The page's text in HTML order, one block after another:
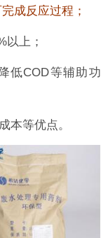
成反应过程；
以上；
低COD等辅助功
本等优点。